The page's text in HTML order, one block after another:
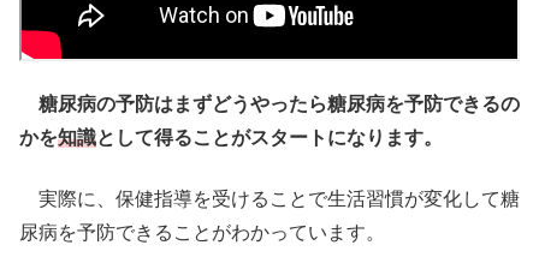
糖尿病の予防はまずどうやったら糖尿病を予防できるの
かを知識として得ることがスタートになります。
実際に、保健指導を受けることで生活習慣が変化して糖
尿病を予防できることがわかっています。